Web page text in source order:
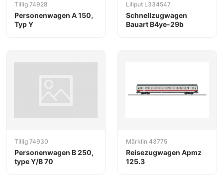
Tillig 74928
Personenwagen A 150,
Typ Y
Liliput L334547
Schnellzugwagen
Bauart B4ye-29b
Tillig 74930
Personenwagen B 250,
type Y/B 70
Märklin 43775
Reisezugwagen Apmz
125.3